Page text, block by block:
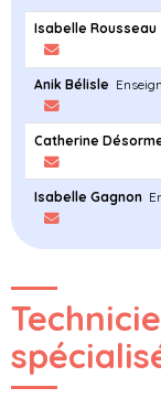
Isabelle Rousseau
Anik Bélisle
Catherine
Isabelle Gagnon